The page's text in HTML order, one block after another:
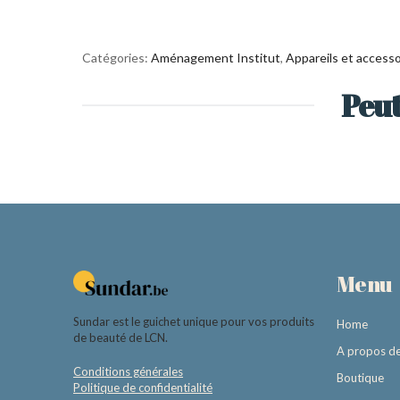
Catégories: Aménagement Institut, Appareils et
Sundar est le guichet unique pour vos produits
de beauté de LCN.
Conditions générales
Politique de confidentialité
Menu
Home
A propos
Boutique